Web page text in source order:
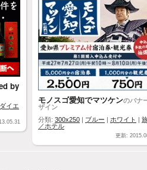
by
イエ
モノスゴ愛知でマツケンのバナ
ザイン
分類: 300x250 ブルー ホワイト
／ホテル
更新: